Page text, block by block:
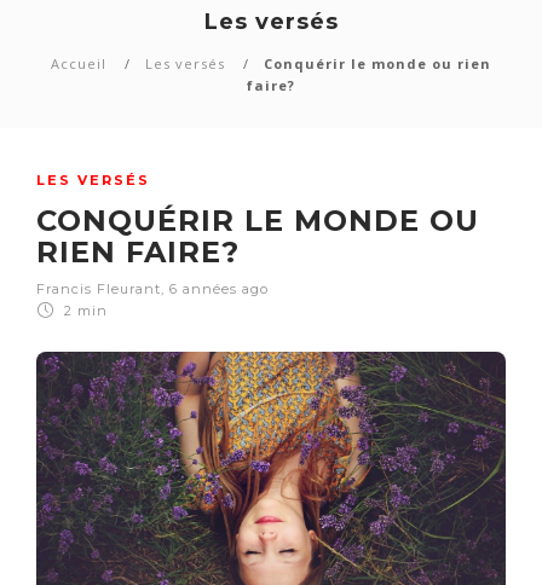
Les versés
Accueil Les versés
Conquérir le monde ou rien
faire?
LES VERSÉS
CONQUÉRIR LE MONDE OU
RIEN FAIRE?
Francis Fleurant, 6 années ago
2 min